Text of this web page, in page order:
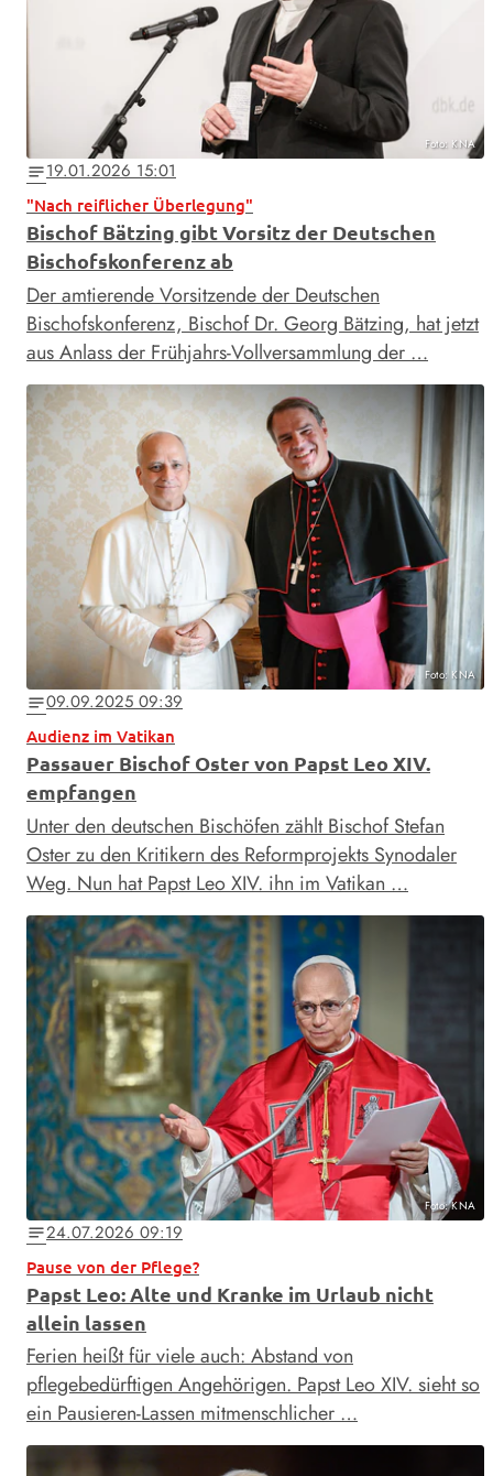
Foto: KNA
notes19.01.2026 15:01
"Nach reiflicher Überlegung"
Bischof Bätzing gibt Vorsitz der Deutschen
Bischofskonferenz ab
Der amtierende Vorsitzende der Deutschen
Bischofskonferenz, Bischof Dr. Georg Bätzing, hat jetzt
aus Anlass der Frühjahrs-Vollversammlung der …
Foto: KNA
notes09.09.2025 09:39
Audienz im Vatikan
Passauer Bischof Oster von Papst Leo XIV.
empfangen
Unter den deutschen Bischöfen zählt Bischof Stefan
Oster zu den Kritikern des Reformprojekts Synodaler
Weg. Nun hat Papst Leo XIV. ihn im Vatikan …
Foto: KNA
notes24.07.2026 09:19
Pause von der Pflege?
Papst Leo: Alte und Kranke im Urlaub nicht
allein lassen
Ferien heißt für viele auch: Abstand von
pflegebedürftigen Angehörigen. Papst Leo XIV. sieht so
ein Pausieren-Lassen mitmenschlicher …